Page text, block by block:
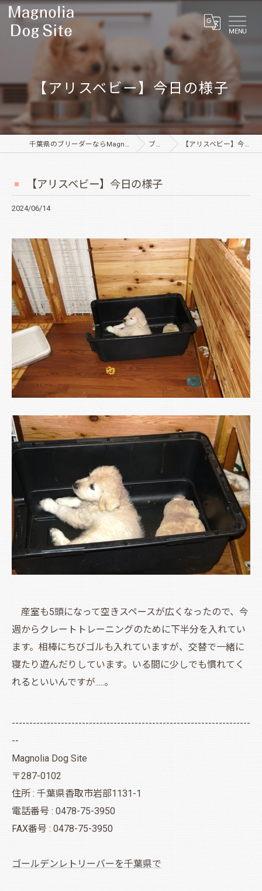
MENU
【アリスベビー】今日の様子
千葉県のブリーダーならMagnolia Dog Site ブログ 【アリスベビー】今日の様子
【アリスベビー】今日の様子
2024/06/14
産室も5頭になって空きスペースが広くなったので、今
週からクレートトレーニングのために下半分を入れてい
ます。相棒にちびゴルも入れていますが、交替で一緒に
寝たり遊んだりしています。いる間に少しでも慣れてく
れるといいんですが.....。
--------------------------------------------------------------------
--
Magnolia Dog Site
〒287-0102
住所 : 千葉県香取市岩部1131-1
電話番号 : 0478-75-3950
FAX番号 : 0478-75-3950
ゴールデンレトリーバーを千葉県で